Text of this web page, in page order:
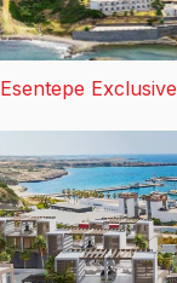
Esentepe Exclusive